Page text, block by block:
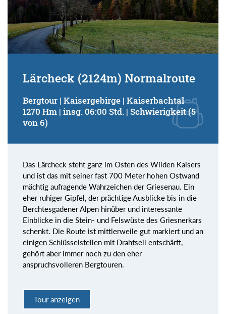
Lärcheck (2124m) Normalroute
Bergtour | Kaisergebirge | Kaiserbachtal
1270 Hm | insg. 06:00 Std. | Schwierigkeit (5
von 6)
Das Lärcheck steht ganz im Osten des Wilden Kaisers
und ist das mit seiner fast 700 Meter hohen Ostwand
mächtig aufragende Wahrzeichen der Griesenau. Ein
eher ruhiger Gipfel, der prächtige Ausblicke bis in die
Berchtesgadener Alpen hinüber und interessante
Einblicke in die Stein- und Felswüste des Griesnerkars
schenkt. Die Route ist mittlerweile gut markiert und an
einigen Schlüsselstellen mit Drahtseil entschärft,
gehört aber immer noch zu den eher
anspruchsvolleren Bergtouren.
Tour anzeigen